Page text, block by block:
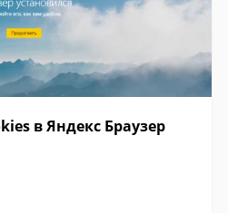
в Яндекс Браузер